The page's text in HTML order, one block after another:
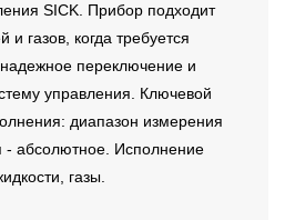
SICK. Прибор подходит
и газов, когда требуется
переключение и
управления. Ключевой
диапазон измерения
- абсолютное. Исполнение
газы.